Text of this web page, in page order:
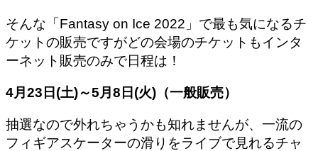
そんな「Fantasy on Ice 2022」で最も気になるチ
ケットの販売ですがどの会場のチケットもインタ
ーネット販売のみで日程は！
4月23日(土)～5月8日(火)（一般販売）
抽選なので外れちゃうかも知れませんが、一流の
フィギアスケーターの滑りをライブで見れるチャ